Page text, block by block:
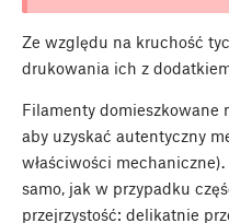
Ze względu na kruchość
drukowania ich z
Filamenty domieszkowane
aby uzyskać autentyczny
właściwości
samo, jak w przypadku
przejrzystość: delikatnie